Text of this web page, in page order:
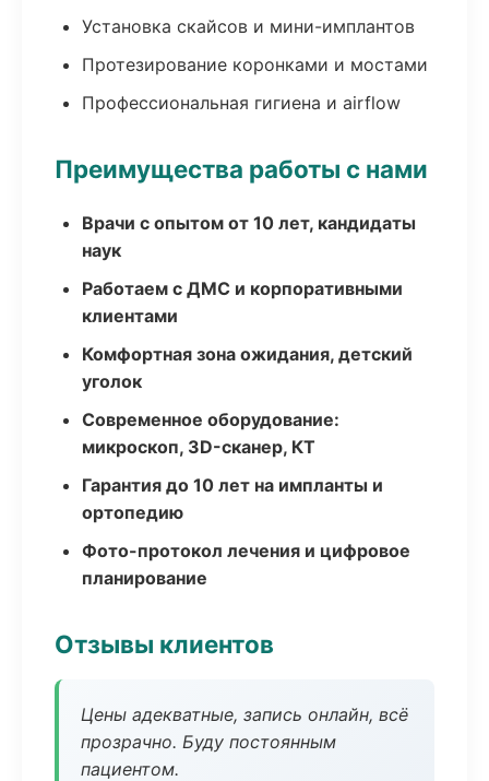
Установка скайсов и мини-имплантов
Протезирование коронками и мостами
Профессиональная гигиена и airflow
Преимущества работы с нами
Врачи с опытом от 10 лет, кандидаты
наук
Работаем с ДМС и корпоративными
клиентами
Комфортная зона ожидания, детский
уголок
Современное оборудование:
микроскоп, 3D-сканер, КТ
Гарантия до 10 лет на импланты и
ортопедию
Фото-протокол лечения и цифровое
планирование
Отзывы клиентов
Цены адекватные, запись онлайн, всё
прозрачно. Буду постоянным
пациентом.